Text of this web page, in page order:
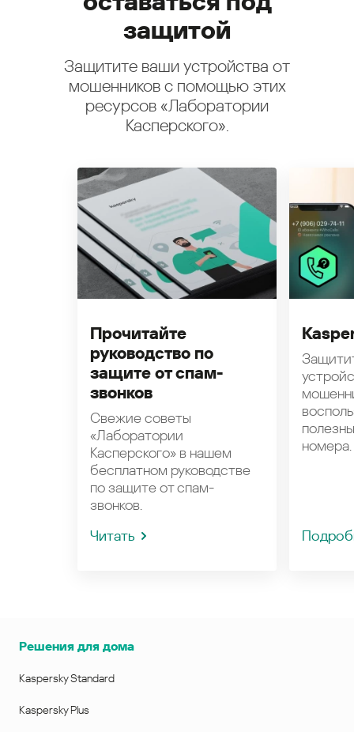
защитой
Защитите ваши устройства от
мошенников с помощью этих
ресурсов «Лаборатории
Касперского».
Прочитайте
руководство по
защите от спам-
звонков
Свежие советы
«Лаборатории
Касперского» в нашем
бесплатном руководстве
по защите от спам-
звонков.
Читать
номера.
Решения для дома
Kaspersky Standard
Kaspersky Plus